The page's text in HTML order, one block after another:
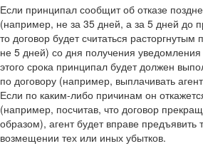
Если принципал сообщит об отказе
(например, не за 35 дней, а за 5 дней до
то договор будет считаться
не 5 дней) со дня получения
этого срока принципал будет должен
по договору (например, выплачивать
Если по каким-либо причинам он
(например, посчитав, что договор
образом), агент будет вправе предъявить
возмещении тех или иных убытков.